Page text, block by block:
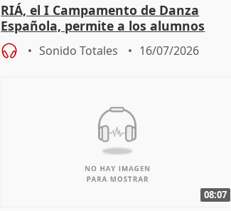
RIÁ, el I Campamento de Danza
Española, permite a los alumnos
"sacar su talento a flor de piel"
Sonido Totales 16/07/2026
08:07